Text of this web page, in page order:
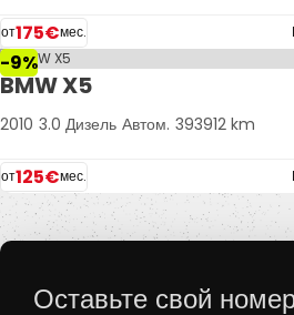
от175€мес.
-9%
BMW X5
2010 3.0 Дизель Автом. 393912 km
от125€мес.
Оставьте свой